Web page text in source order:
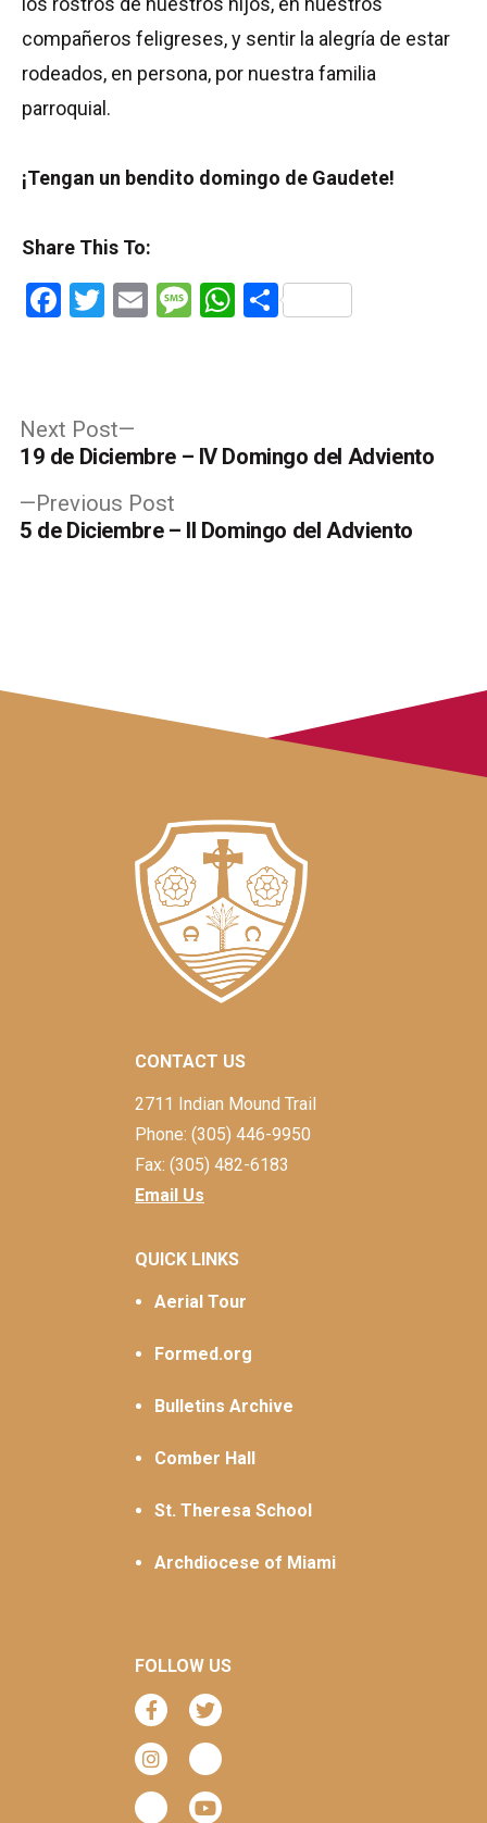
compañeros feligreses, y sentir la alegría de estar
rodeados, en persona, por nuestra familia
parroquial.
¡Tengan un bendito domingo de Gaudete!
Share This To:
Facebook
Twitter
EmailMessage
WhatsApp
Share
Post
navigation
Previous Post
post:
5 de Diciembre – II Domingo del Adviento
Next Post
post:
19 de Diciembre – IV Domingo del Adviento
CONTACT US
2711 Indian Mound Trail
Phone: (305) 446-9950
Fax: (305) 482-6183
Email Us
QUICK LINKS
Aerial Tour
Formed.org
Bulletins Archive
Comber Hall
St. Theresa School
Archdiocese of Miami
FOLLOW US